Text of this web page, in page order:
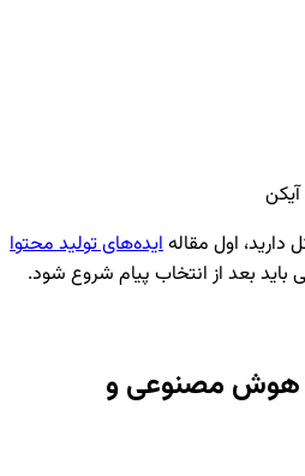
اول مقالهایده‌های تولید محتوا
باید بعد از انتخاب پیام شروع شود.
هوش مصنوعی و